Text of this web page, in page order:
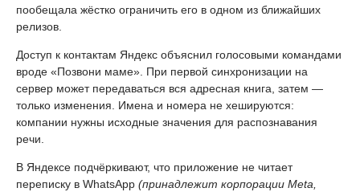
пообещала жёстко ограничить его в одном из ближайших
релизов.
Доступ к контактам Яндекс объяснил голосовыми командами
вроде «Позвони маме». При первой синхронизации на
сервер может передаваться вся адресная книга, затем —
только изменения. Имена и номера не хешируются:
компании нужны исходные значения для распознавания
речи.
В Яндексе подчёркивают, что приложение не читает
переписку в WhatsApp (принадлежит корпорации Meta,